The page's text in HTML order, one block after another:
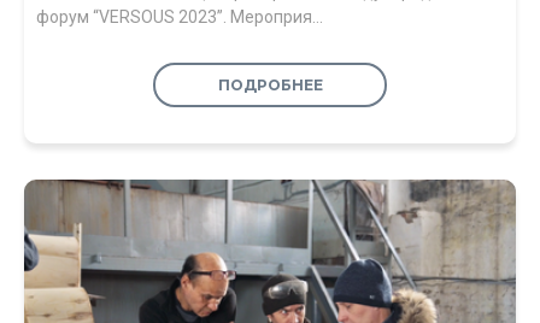
форум “VERSOUS 2023”. Мероприя…
ПОДРОБНЕЕ